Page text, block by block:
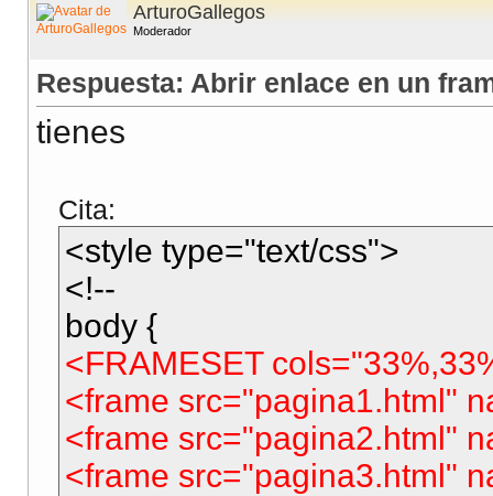
ArturoGallegos
Moderador
Respuesta: Abrir enlace en un
tienes
Cita:
<style type="text/css">
<!--
body {
<FRAMESET
<frame src="pagina1.html"
<frame src="pagina2.html"
<frame src="pagina3.html"